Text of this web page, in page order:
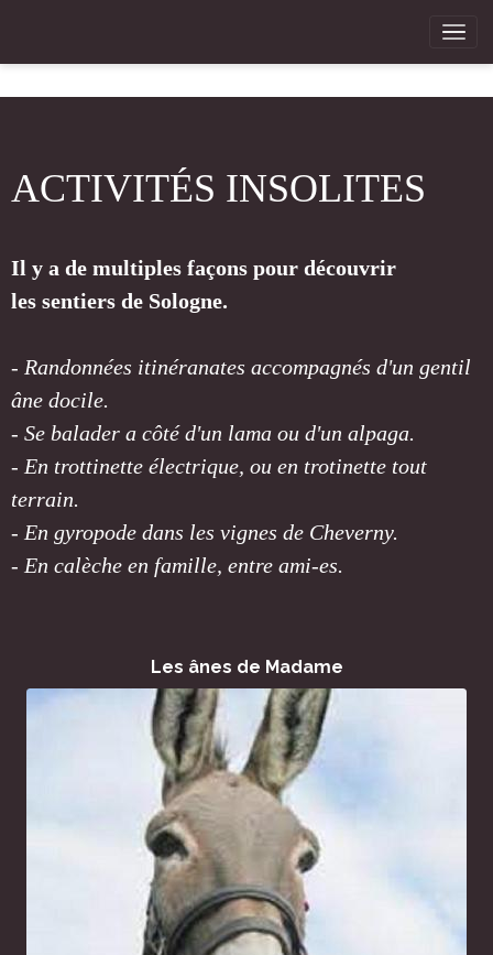
ACTIVITÉS INSOLITES
Il y a de multiples façons pour découvrir
les sentiers de Sologne.
- Randonnées itinéranates accompagnés d'un gentil
âne docile.
- Se balader a côté d'un lama ou d'un alpaga.
- En trottinette électrique, ou en trotinette tout
terrain.
- En gyropode dans les vignes de Cheverny.
- En calèche en famille, entre ami-es.
Les ânes de Madame